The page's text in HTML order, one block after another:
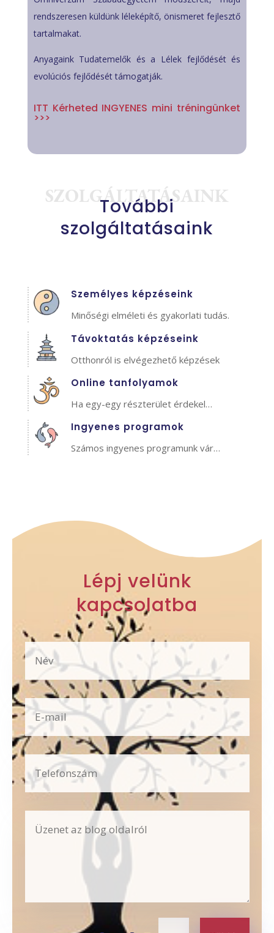
rendszeresen küldünk léleképítő, önismeret fejlesztő
tartalmakat.
Anyagaink Tudatemelők és a Lélek fejlődését és
evolúciós fejlődését támogatják.
ITT Kérheted INGYENES mini tréningünket
>>>
SZOLGÁLTATÁSAINK
További
szolgáltatásaink
Személyes képzéseink
Minőségi elméleti és gyakorlati tudás.
Távoktatás képzéseink
Otthonról is elvégezhető képzések
Online tanfolyamok
Ha egy-egy részterület érdekel…
Ingyenes programok
Számos ingyenes programunk vár…
Lépj velünk
kapcsolatba